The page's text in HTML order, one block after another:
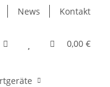
News Kontakt
0,00 €